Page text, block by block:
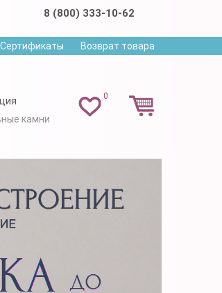
8 (800) 333-10-62
Сертификаты Возврат товара
0
камни